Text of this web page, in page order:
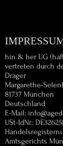
hin & her UG
vertreten durch
Dräger
Margarethe-
81737 München
Deutschland
E-Mail:
USt-IdNr.:
Amtsgerichts